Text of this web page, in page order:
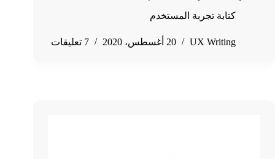
كتابة تجربة المستخدم
UX Writing 20 أغسطس، 2020 7 تعليقات